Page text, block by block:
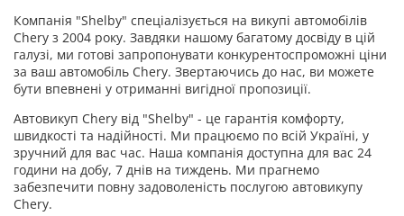
Компанія "Shelby" спеціалізується на викупі автомобілів
Chery з 2004 року. Завдяки нашому багатому досвіду в цій
галузі, ми готові запропонувати конкурентоспроможні ціни
за ваш автомобіль Chery. Звертаючись до нас, ви можете
бути впевнені у отриманні вигідної пропозиції.
Автовикуп Chery від "Shelby" - це гарантія комфорту,
швидкості та надійності. Ми працюємо по всій Україні, у
зручний для вас час. Наша компанія доступна для вас 24
години на добу, 7 днів на тиждень. Ми прагнемо
забезпечити повну задоволеність послугою автовикупу
Chery.